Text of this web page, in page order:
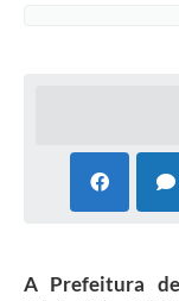
Projetos
A Prefeitura